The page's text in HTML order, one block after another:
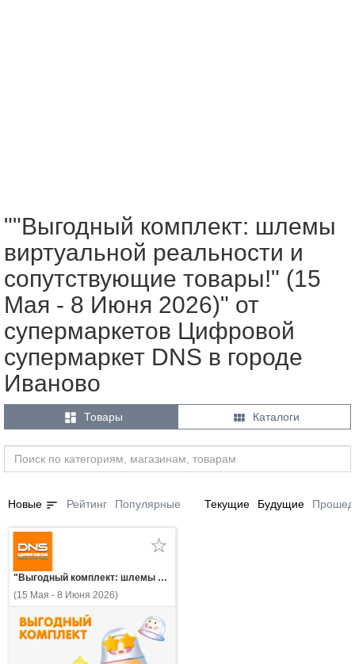
""Выгодный комплект: шлемы
виртуальной реальности и
сопутствующие товары!" (15
Мая - 8 Июня 2026)" от
супермаркетов Цифровой
супермаркет DNS в городе
Иваново
 Товары  Каталоги
Новые sort Рейтинг Популярные Текущие Будущие
"Выгодный комплект: шлемы виртуальной реальности и сопутствующие товары!"
(15 Мая - 8 Июня 2026)